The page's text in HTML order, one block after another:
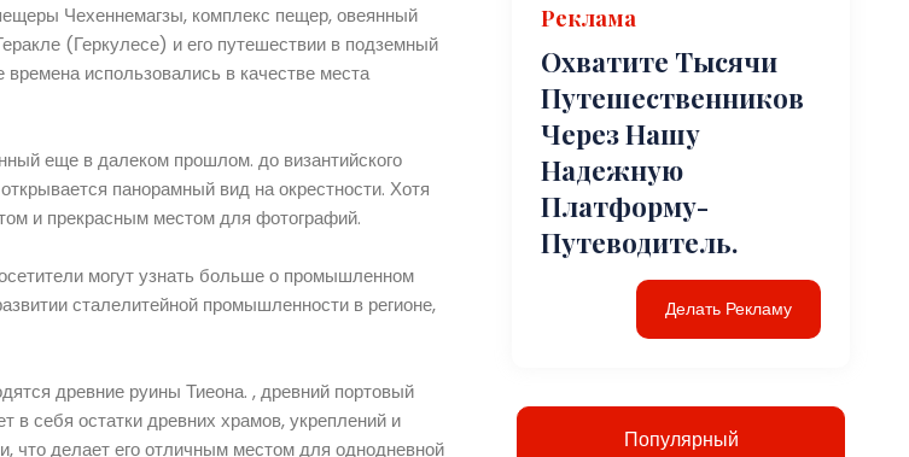
Чехеннемагзы, комплекс пещер, овеянный
(Геркулесе) и его путешествии в подземный
использовались в качестве места
еще в далеком прошлом. до византийского
панорамный вид на окрестности. Хотя
и прекрасным местом для фотографий.
могут узнать больше о промышленном
сталелитейной промышленности в регионе,
древние руины Тиеона. , древний портовый
в себя остатки древних храмов, укреплений и
что делает его отличным местом для однодневной
Реклама
Охватите Тысячи
Путешественников
Через Нашу
Надежную
Платформу-
Путеводитель.
Делать Рекламу
Популярный